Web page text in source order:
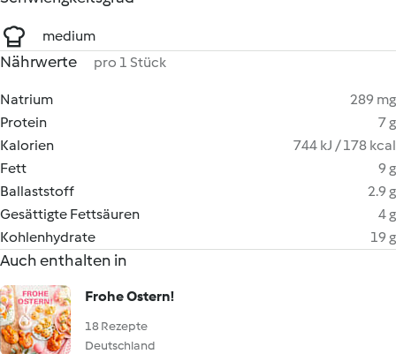
medium
Nährwerte pro 1 Stück
Natrium
289 mg
Protein
7 g
Kalorien
744 kJ / 178 kcal
Fett
9 g
Ballaststoff
2.9 g
Gesättigte Fettsäuren
4 g
Kohlenhydrate
19 g
Auch enthalten in
Frohe Ostern!
18 Rezepte
Deutschland